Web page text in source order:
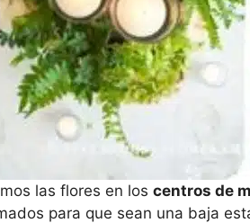
las flores en los centros de
para que sean una baja